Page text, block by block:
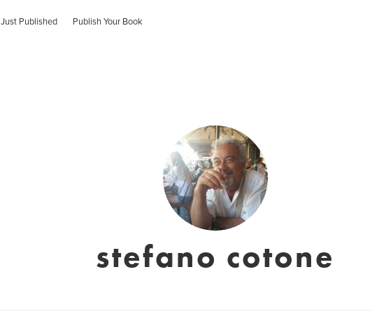
Just Published Publish Your Book
stefano cotone